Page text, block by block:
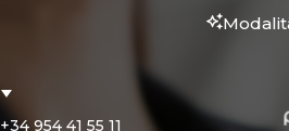
+34 954 41 55 11